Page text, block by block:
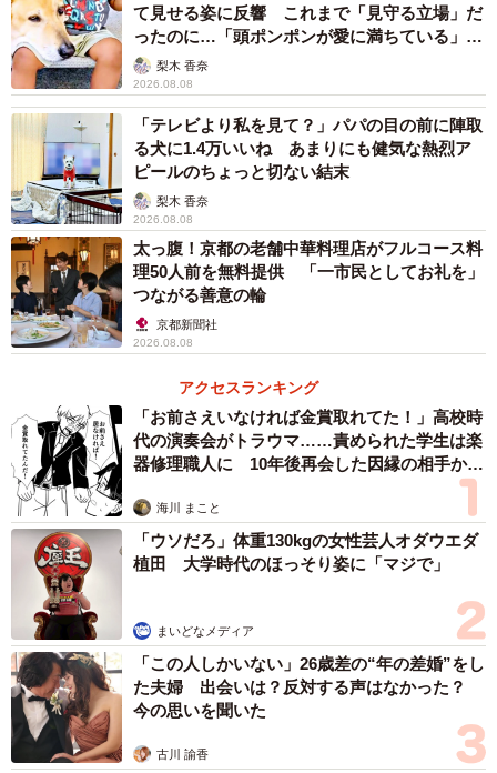
発熱して誕生日会に参加できなかったという娘さん。でも、次の日保育
前回遠足に行けなかった娘、誕生日会も欠席･･･
体調管理に気を付けていたのに
――前回熱で行けなかったという遠足。今回誕生日会の前
夜、パパさんに一晩任せる際にどのように伝えた？
「遠足行けなかった後から寝室の環境を見直しました。加
湿器を置いたり、どうしても娘が布団をどけてしまうこと
などもあるので、エアコンを22度でつけてたりして寝るこ
とは話してます。夫も『そうだね、それがいいね！』と言
っていたんですけど。その夜お風呂までは私が済ませて、
寝かしつけだけのお願いだったんです。寝かしつけのお願
いする時にも『こないだ言ったけど暖かくしてね』とお願
て見せる姿に反響 これまで「見守る立場」だ
ったのに…「頭ポンポンが愛に満ちている」
「尊…」
梨木 香奈
2026.08.08
「テレビより私を見て？」パパの目の前に陣取
る犬に1.4万いいね あまりにも健気な熱烈ア
ピールのちょっと切ない結末
梨木 香奈
2026.08.08
太っ腹！京都の老舗中華料理店がフルコース料
理50人前を無料提供 「一市民としてお礼を」
つながる善意の輪
京都新聞社
2026.08.08
アクセスランキング
「お前さえいなければ金賞取れてた！」高校時
代の演奏会がトラウマ……責められた学生は楽
器修理職人に 10年後再会した因縁の相手から
海川 まこと
「ウソだろ」体重130kgの女性芸人オダウエダ
植田 大学時代のほっそり姿に「マジで」
まいどなメディア
「この人しかいない」26歳差の“年の差婚”をし
た夫婦 出会いは？反対する声はなかった？
今の思いを聞いた
古川 諭香